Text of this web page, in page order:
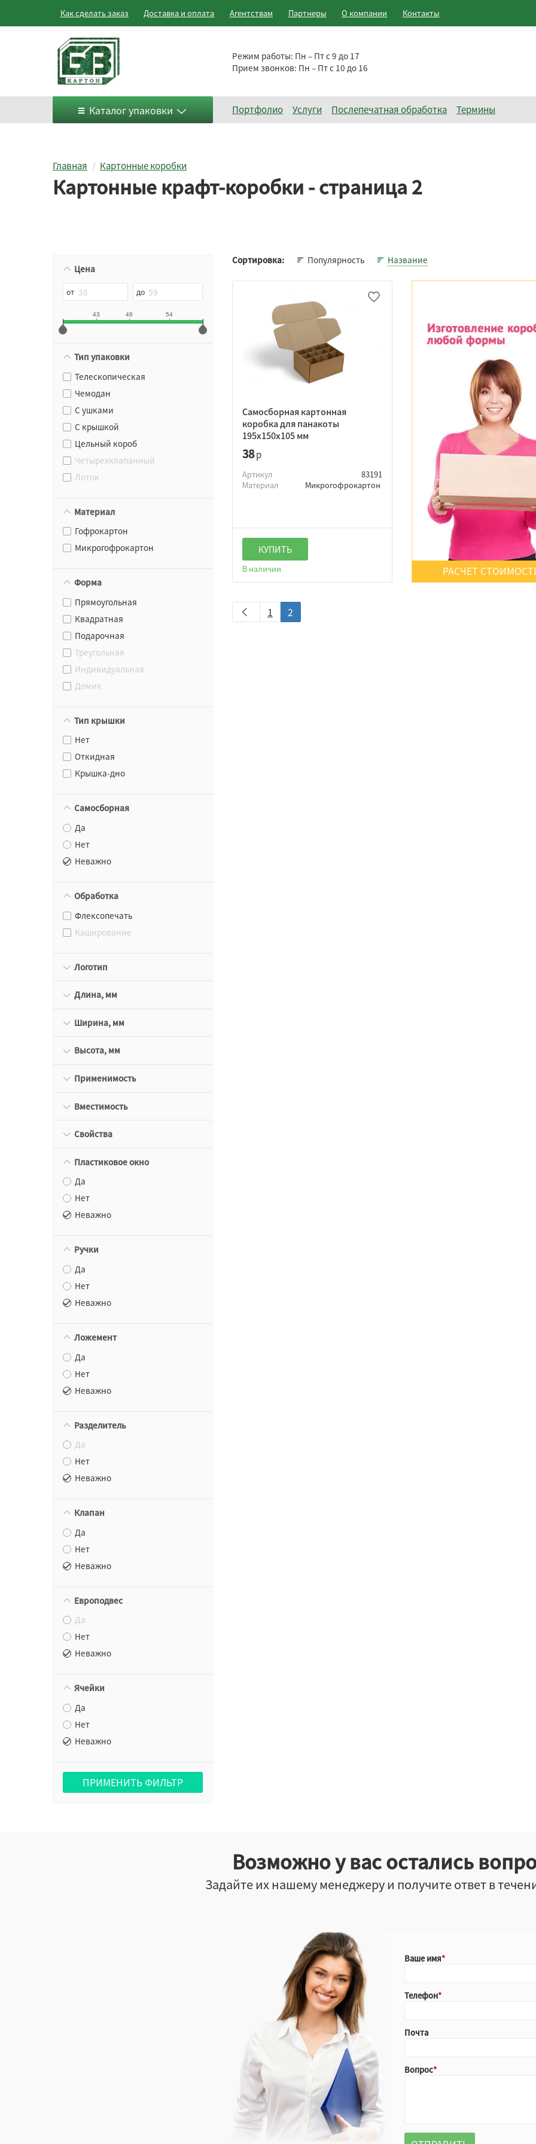
Как сделать заказ Доставка и оплата Агентствам Партнеры О компании Контакты
Режим работы: Пн – Пт с 9 до 17
Прием звонков: Пн – Пт с 10 до 16
Каталог упаковки Портфолио Услуги Послепечатная обработка Термины
Главная Картонные коробки
Картонные крафт-коробки - страница 2
Цена
43 48 54
Тип упаковки
Телескопическая
Чемодан
С ушками
С крышкой
Цельный короб
Четырехклапанный
Лоток
Материал
Гофрокартон
Микрогофрокартон
Форма
Прямоугольная
Квадратная
Подарочная
Треугольная
Индивидуальная
Домик
Тип крышки
Нет
Откидная
Крышка-дно
Самосборная
Да
Нет
Неважно
Обработка
Флексопечать
Каширование
Логотип
Длина, мм
Ширина, мм
Высота, мм
Применимость
Вместимость
Свойства
Пластиковое окно
Да
Нет
Неважно
Ручки
Да
Нет
Неважно
Ложемент
Да
Нет
Неважно
Разделитель
Да
Нет
Неважно
Клапан
Да
Нет
Неважно
Европодвес
Да
Нет
Неважно
Ячейки
Да
Нет
Неважно
ПРИМЕНИТЬ ФИЛЬТР
Сортировка: Популярность Название
Самосборная картонная
коробка для панакоты
195х150х105 мм
38р
Артикул
83191
Материал
Микрогофрокартон
КУПИТЬ
В наличии РАСЧЕТ
1 2
Возможно у вас остались
Задайте их нашему менеджеру и получите ответ в
Ваше имя
Телефон
Почта
Вопрос